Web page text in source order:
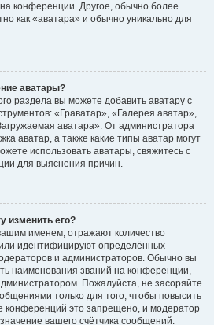
конференции. Другое, обычно более
как «аватара» и обычно уникально для
аватары?
раздела вы можете добавить аватару с
«Граватар», «Галерея аватар»,
аватара». От администратора
аватар, а также какие типы аватар могут
использовать аватары, свяжитесь с
для выяснения причин.
изменить его?
именем, отражают количество
идентифицируют определённых
и администраторов. Обычно вы
наименования званий на конференции,
Пожалуйста, не засоряйте
только для того, чтобы повысить
конференций это запрещено, и модератор
вашего счётчика сообщений.